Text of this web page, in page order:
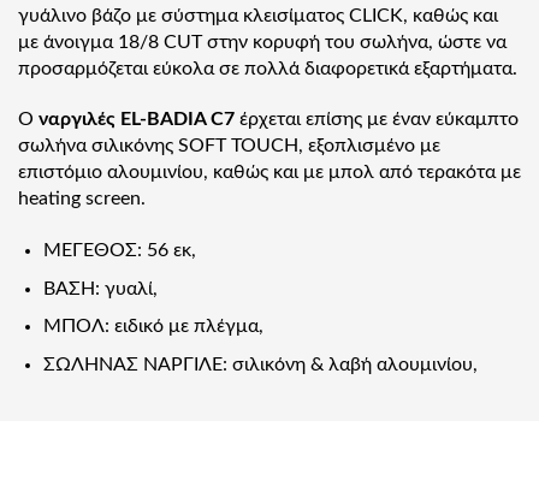
γυάλινο βάζο με σύστημα κλεισίματος CLICK, καθώς και
με άνοιγμα 18/8 CUT στην κορυφή του σωλήνα, ώστε να
προσαρμόζεται εύκολα σε πολλά διαφορετικά εξαρτήματα.
Ο ναργιλές EL-BADIA C7 έρχεται επίσης με έναν εύκαμπτο
σωλήνα σιλικόνης SOFT TOUCH, εξοπλισμένο με
επιστόμιο αλουμινίου, καθώς και με μπολ από τερακότα με
heating screen.
ΜΕΓΕΘΟΣ: 56 εκ,
ΒΑΣΗ: γυαλί,
ΜΠΟΛ: ειδικό με πλέγμα,
ΣΩΛΗΝΑΣ ΝΑΡΓΙΛΕ: σιλικόνη & λαβή αλουμινίου,